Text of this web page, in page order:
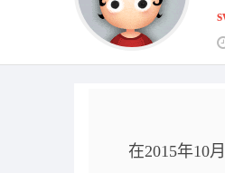
在2015年10